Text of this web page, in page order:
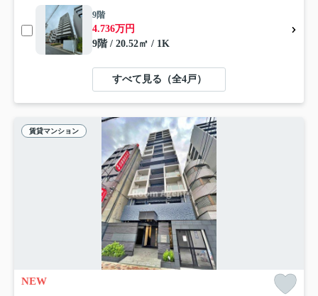
9階
4.736万円
9階 / 20.52㎡ / 1K
すべて見る（全4戸）
賃貸マンション
NEW